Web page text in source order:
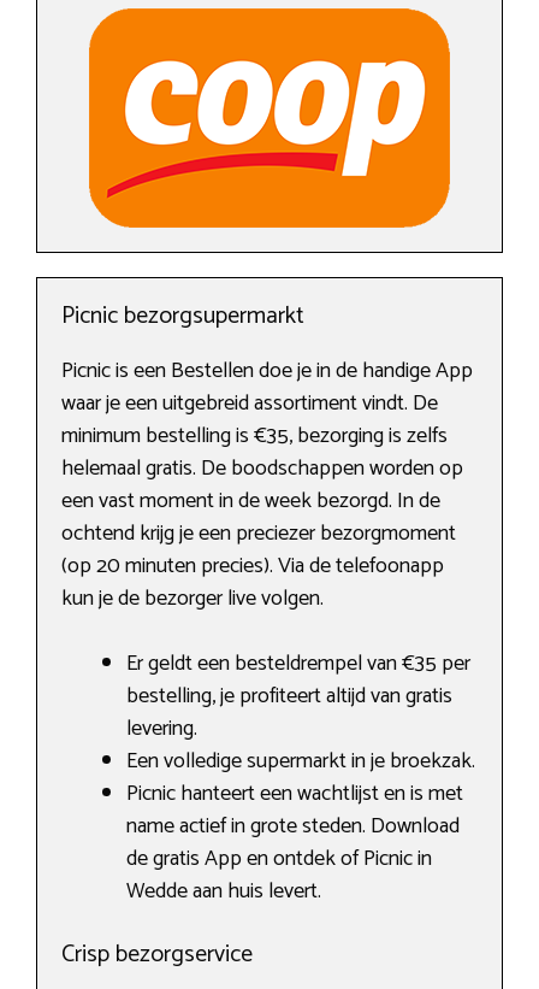
Picnic bezorgsupermarkt
Picnic is een Bestellen doe je in de handige App
waar je een uitgebreid assortiment vindt. De
minimum bestelling is €35, bezorging is zelfs
helemaal gratis. De boodschappen worden op
een vast moment in de week bezorgd. In de
ochtend krijg je een preciezer bezorgmoment
(op 20 minuten precies). Via de telefoonapp
kun je de bezorger live volgen.
Er geldt een besteldrempel van €35 per
bestelling, je profiteert altijd van gratis
levering.
Een volledige supermarkt in je broekzak.
Picnic hanteert een wachtlijst en is met
name actief in grote steden. Download
de gratis App en ontdek of Picnic in
Wedde aan huis levert.
Crisp bezorgservice